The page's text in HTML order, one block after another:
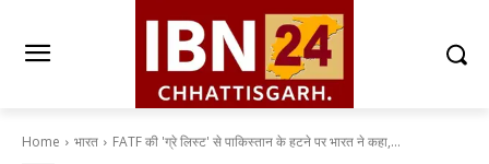
Home भारत FATF की 'ग्रे लिस्ट' से पाकिस्तान के हटने पर भारत ने कहा,...